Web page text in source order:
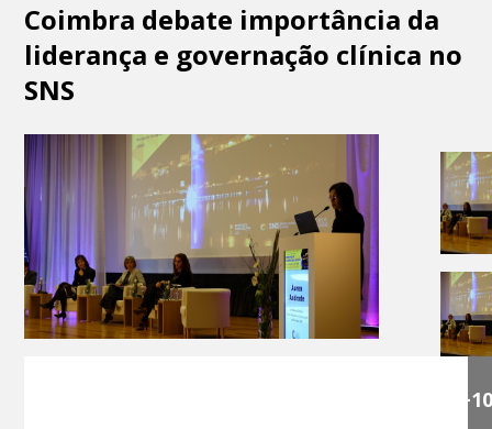
Coimbra debate importância da
liderança e governação clínica no
SNS
+10